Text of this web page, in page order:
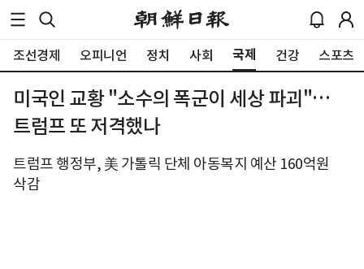
조선경제 오피니언 정치 사회 국제 건강 스포츠
미국인 교황 "소수의 폭군이 세상 파괴"…
트럼프 또 저격했나
트럼프 행정부, 美 가톨릭 단체 아동복지 예산 160억원
삭감